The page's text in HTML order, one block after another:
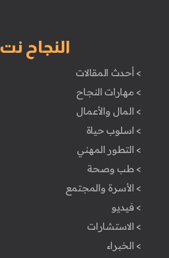
النجاح نت
> أحدث المقالات
> مهارات النجاح
> المال والأعمال
> اسلوب حياة
> التطور المهني
> طب وصحة
> الأسرة والمجتمع
> فيديو
> الاستشارات
> الخبراء